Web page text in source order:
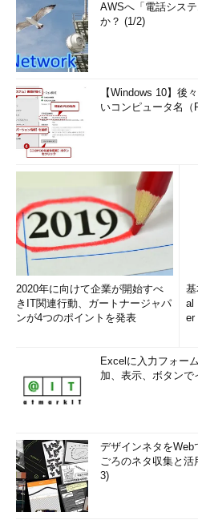
AWSへ「電話シス
か？ (1/2)
【Windows 10】後
いコンピュータ名
2020年に向けて企業が開始すべ
きIT関連行動、ガートナージャパ
ンが4つのポイントを発表
al
er
Excelに入力フォー
加、表示、ボタンで
デザインネタをWeb
ごろのネタ収集と
3)